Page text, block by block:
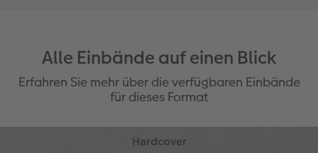
Alle Einbände auf einen Blick
Erfahren Sie mehr über die verfügbaren Einbände
für dieses Format